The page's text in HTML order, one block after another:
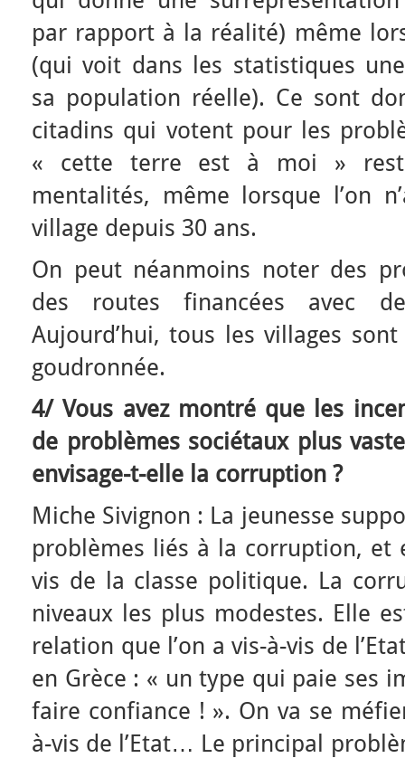
par rapport à la réalité) même
(qui voit dans les statistiques
sa population réelle). Ce sont
citadins qui votent pour les
« cette terre est à moi »
mentalités, même lorsque l’on
village depuis 30 ans.
On peut néanmoins noter des
des routes financées avec
Aujourd’hui, tous les villages
goudronnée.
4/ Vous avez montré que les
de problèmes sociétaux plus
envisage-t-elle la corruption ?
Miche Sivignon : La jeunesse
problèmes liés à la corruption, et
vis de la classe politique. La
niveaux les plus modestes. Elle
relation que l’on a vis-à-vis de
en Grèce : « un type qui paie ses
faire confiance ! ». On va se
à-vis de l’Etat… Le principal